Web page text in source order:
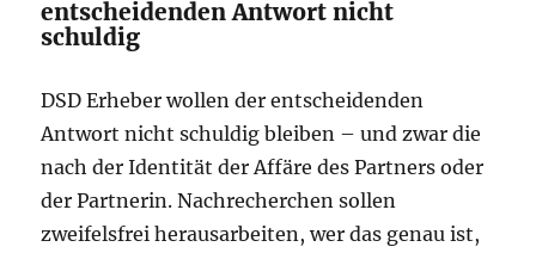
entscheidenden Antwort nicht
schuldig
DSD Erheber wollen der entscheidenden
Antwort nicht schuldig bleiben – und zwar die
nach der Identität der Affäre des Partners oder
der Partnerin. Nachrecherchen sollen
zweifelsfrei herausarbeiten, wer das genau ist,